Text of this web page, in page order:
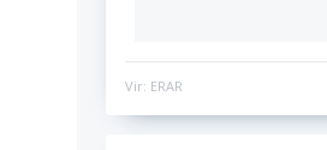
Vir: ERAR